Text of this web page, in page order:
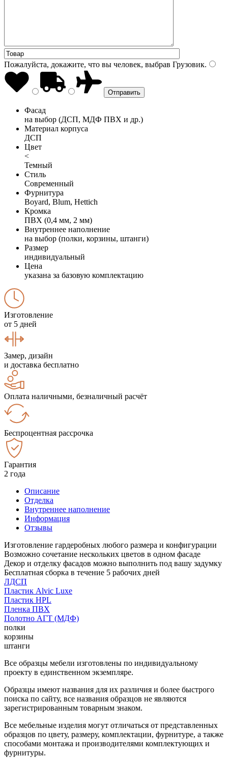
Пожалуйста, докажите, что вы человек, выбрав Грузовик.
Фасад
на выбор (ДСП, МДФ ПВХ и др.)
Материал корпуса
ДСП
Цвет
<
Темный
Стиль
Современный
Фурнитура
Boyard, Blum, Hettich
Кромка
ПВХ (0,4 мм, 2 мм)
Внутреннее наполнение
на выбор (полки, корзины, штанги)
Размер
индивидуальный
Цена
указана за базовую комплектацию
Изготовление
от 5 дней
Замер, дизайн
и доставка бесплатно
Оплата наличными, безналичный расчёт
Беспроцентная рассрочка
Гарантия
2 года
Описание
Отделка
Внутреннее наполнение
Информация
Отзывы
Изготовление гардеробных любого размера и конфигурации
Возможно сочетание нескольких цветов в одном фасаде
Декор и отделку фасадов можно выполнить под вашу задумку
Бесплатная сборка в течение 5 рабочих дней
ЛДСП
Пластик Alvic Luxe
Пластик HPL
Пленка ПВХ
Полотно АГТ (МДФ)
полки
корзины
штанги
Все образцы мебели изготовлены по индивидуальному
проекту в единственном экземпляре.
Образцы имеют названия для их различия и более быстрого
поиска по сайту, все названия образцов не являются
зарегистрированным товарным знаком.
Все мебельные изделия могут отличаться от представленных
образцов по цвету, размеру, комплектации, фурнитуре, а также
способами монтажа и производителями комплектующих и
фурнитуры.